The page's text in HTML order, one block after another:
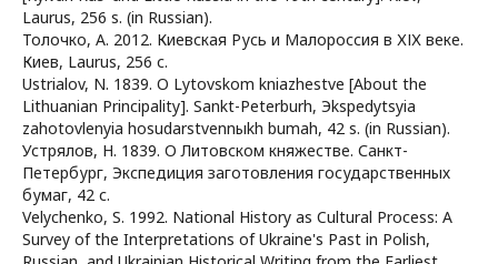
Laurus, 256 s. (in Russian).
Толочко, А. 2012. Киевская Русь и Малороссия в ХІХ веке.
Киев, Laurus, 256 с.
Ustrialov, N. 1839. O Lytovskom kniazhestve [About the
Lithuanian Principality]. Sankt-Peterburh, Эkspedytsyia
zahotovlenyia hosudarstvennыkh bumah, 42 s. (in Russian).
Устрялов, Н. 1839. О Литовском княжестве. Санкт-
Петербург, Экспедиция заготовления государственных
бумаг, 42 с.
Velychenko, S. 1992. National History as Cultural Process: A
Survey of the Interpretations of Ukraine's Past in Polish,